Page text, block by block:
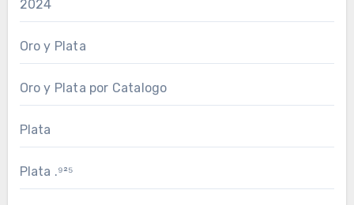
2024
Oro y Plata
Oro y Plata por Catalogo
Plata
Plata .⁹²⁵